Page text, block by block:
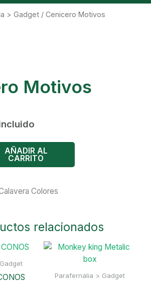
> Gadget / Cenicero Motivos
Motivos
AÑADIR AL
CARRITO
Colores
relacionados
Parafernalia > Gadget